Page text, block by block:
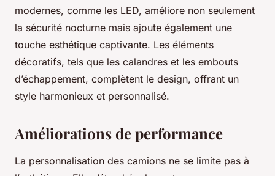
modernes, comme les LED, améliore non seulement
la sécurité nocturne mais ajoute également une
touche esthétique captivante. Les éléments
décoratifs, tels que les calandres et les embouts
d’échappement, complètent le design, offrant un
style harmonieux et personnalisé.
Améliorations de performance
La personnalisation des camions ne se limite pas à